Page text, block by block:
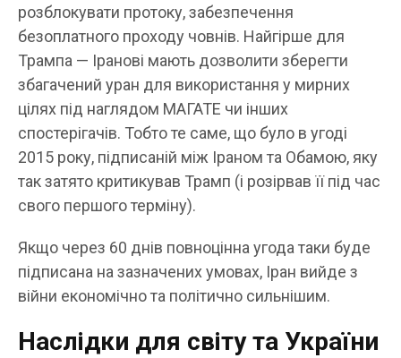
розблокувати протоку, забезпечення
безоплатного проходу човнів. Найгірше для
Трампа — Іранові мають дозволити зберегти
збагачений уран для використання у мирних
цілях під наглядом МАГАТЕ чи інших
спостерігачів. Тобто те саме, що було в угоді
2015 року, підписаній між Іраном та Обамою, яку
так затято критикував Трамп (і розірвав її під час
свого першого терміну).
Якщо через 60 днів повноцінна угода таки буде
підписана на зазначених умовах, Іран вийде з
війни економічно та політично сильнішим.
Наслідки для світу та України